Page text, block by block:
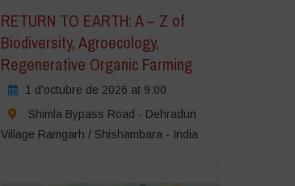
RETURN TO EARTH: A – Z of
Biodiversity, Agroecology,
Regenerative Organic Farming
1 d'octubre de 2026 at 9:00
Shimla Bypass Road - Dehradun
Village Ramgarh / Shishambara - India